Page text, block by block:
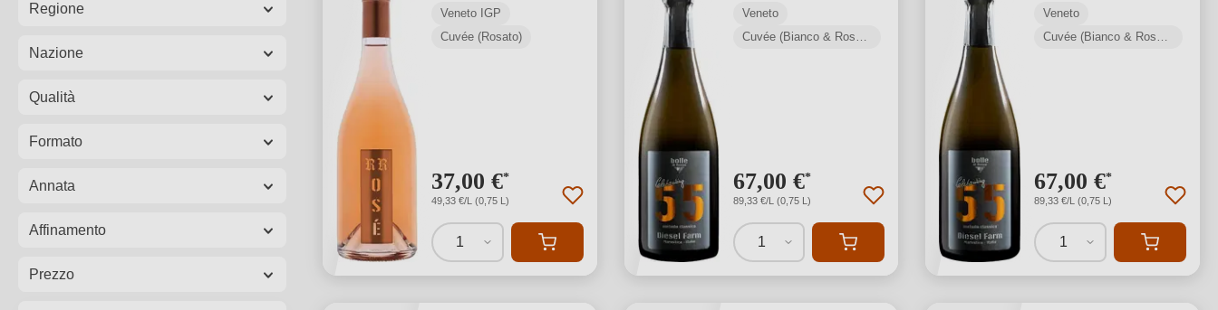
Regione
Nazione
Qualità
Formato
Annata
Affinamento
Prezzo
Veneto IGP
Cuvée (Rosato)
37,00 €*
49,33 €/L (0,75 L)
1
Veneto
Cuvée (Bianco & Rosato)
67,00 €*
89,33 €/L (0,75 L)
1
Veneto
Cuvée (Bianco & Rosato)
67,00 €*
89,33 €/L (0,75 L)
1